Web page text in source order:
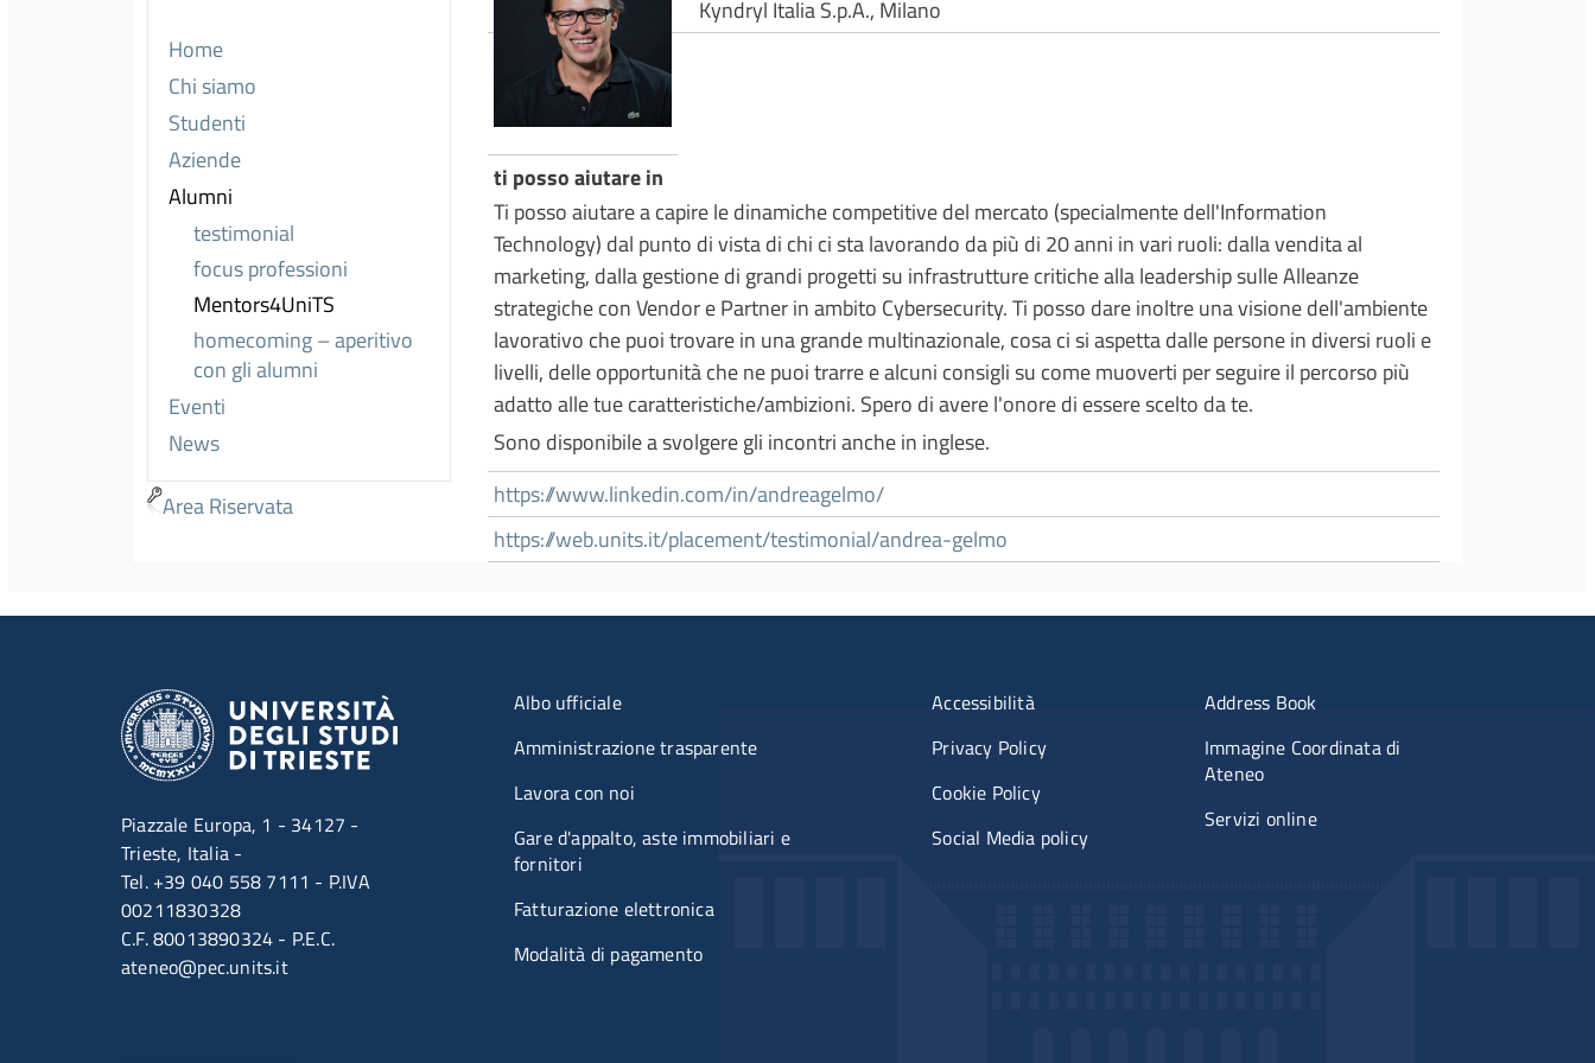
Home
Chi siamo
Studenti
Aziende
Alumni
testimonial
focus professioni
Mentors4UniTS
homecoming – aperitivo
con gli alumni
Eventi
News
Area Riservata
Kyndryl Italia S.p.A., Milano
ti posso aiutare in
Ti posso aiutare a capire le dinamiche competitive del mercato (specialmente dell'Information
Technology) dal punto di vista di chi ci sta lavorando da più di 20 anni in vari ruoli: dalla vendita al
marketing, dalla gestione di grandi progetti su infrastrutture critiche alla leadership sulle Alleanze
strategiche con Vendor e Partner in ambito Cybersecurity. Ti posso dare inoltre una visione dell'ambiente
lavorativo che puoi trovare in una grande multinazionale, cosa ci si aspetta dalle persone in diversi ruoli e
livelli, delle opportunità che ne puoi trarre e alcuni consigli su come muoverti per seguire il percorso più
adatto alle tue caratteristiche/ambizioni. Spero di avere l'onore di essere scelto da te.
Sono disponibile a svolgere gli incontri anche in inglese.
https://www.linkedin.com/in/andreagelmo/
https://web.units.it/placement/testimonial/andrea-gelmo
Piazzale Europa, 1 - 34127 -
Trieste, Italia -
Tel. +39 040 558 7111 - P.IVA
00211830328
C.F. 80013890324 - P.E.C.
ateneo@pec.units.it
Menu organizzazione
Albo ufficiale
Amministrazione trasparente
Lavora con noi
Gare d'appalto, aste immobiliari e
fornitori
Fatturazione elettronica
Modalità di pagamento
Menù riferimenti
Accessibilità
Privacy Policy
Cookie Policy
Social Media policy
Menu portale
Address Book
Immagine Coordinata di
Ateneo
Servizi online